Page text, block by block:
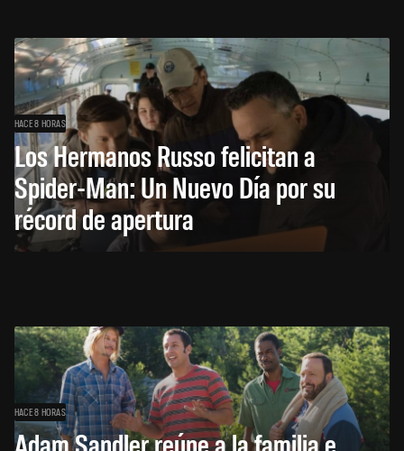
HACE 8 HORAS
Los Hermanos Russo felicitan a
Spider-Man: Un Nuevo Día por su
récord de apertura
HACE 8 HORAS